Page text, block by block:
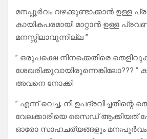
മനപ്പൂർവം വഴക്കുണ്ടാക്കാൻ ഉള്ള
കായികപരമായി മാറ്റാൻ ഉള്ള
മനസ്സിലാവുന്നില്ല ”
” ഒരുപക്ഷെ നിനക്കെതിരെ
ശേഖരിക്കുവായിരുന്നെങ്കിലോ???
അവനെ നോക്കി
” എന്ന് വെച്ച, നീ ഉപദ്രവിച്ചതിന്റെ
വേലക്കാരിയെ സൈഡ് ആക്കിയത്
ഓരോ സാഹചര്യങ്ങളും മനഃപൂർവം